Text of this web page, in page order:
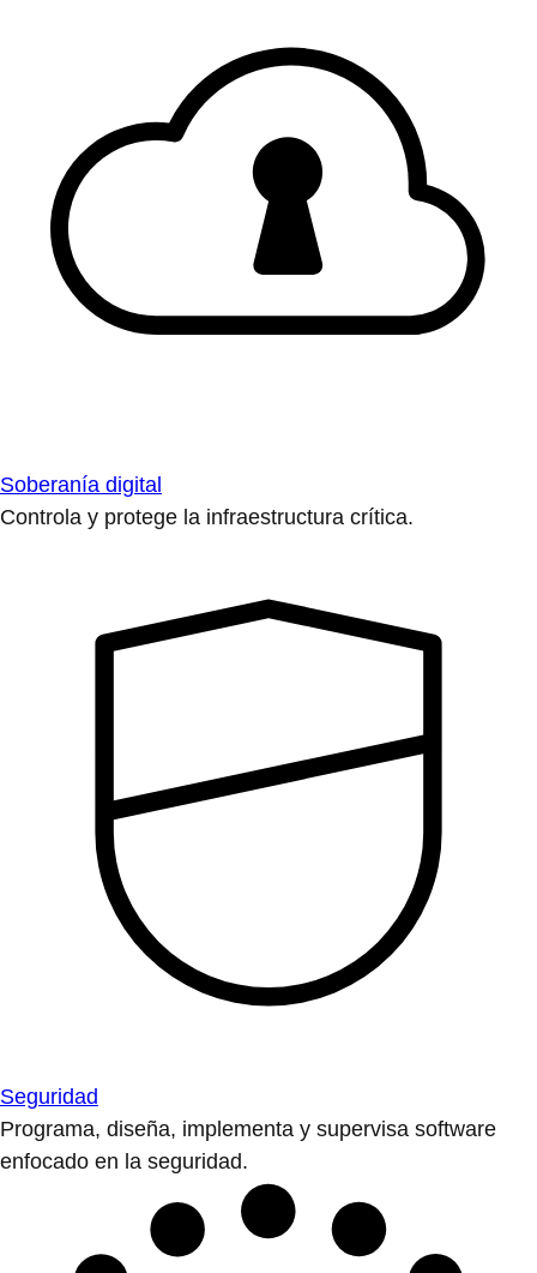
Soberanía digital
Controla y protege la infraestructura crítica.
Seguridad
Programa, diseña, implementa y supervisa software
enfocado en la seguridad.